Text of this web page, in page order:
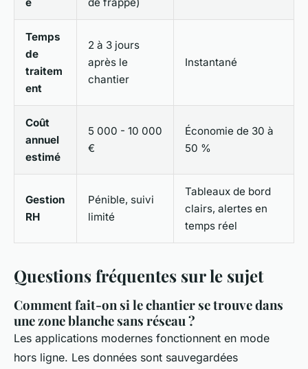
Temps
de
traitem
ent
2 à 3 jours
après le
chantier
Instantané
Coût
annuel
estimé
5 000 - 10 000
€
Économie de 30 à
50 %
Gestion
RH
Pénible, suivi
limité
Tableaux de bord
clairs, alertes en
temps réel
Questions fréquentes sur le sujet
Comment fait-on si le chantier se trouve dans
une zone blanche sans réseau ?
Les applications modernes fonctionnent en mode
hors ligne. Les données sont sauvegardées